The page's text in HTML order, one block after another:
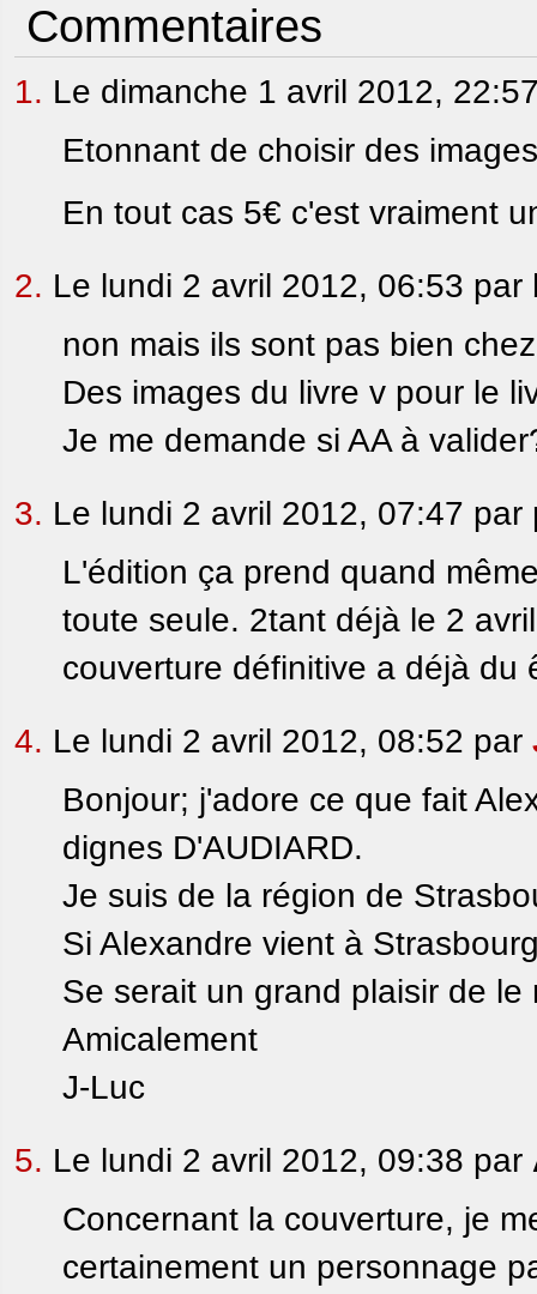
Commentaires
1. Le dimanche 1 avril 2012,
Etonnant de choisir des
En tout cas 5€ c'est vraiment
2. Le lundi 2 avril 2012, 06:53 par
non mais ils sont pas bien
Des images du livre v pour le
Je me demande si AA à
3. Le lundi 2 avril 2012, 07:47 par
L'édition ça prend quand
toute seule. 2tant déjà le 2
couverture définitive a déjà du
4. Le lundi 2 avril 2012, 08:52 par
Bonjour; j'adore ce que fait
dignes D'AUDIARD.
Je suis de la région de
Si Alexandre vient à
Se serait un grand plaisir de le
Amicalement
J-Luc
5. Le lundi 2 avril 2012, 09:38 par
Concernant la couverture, je
certainement un personnage